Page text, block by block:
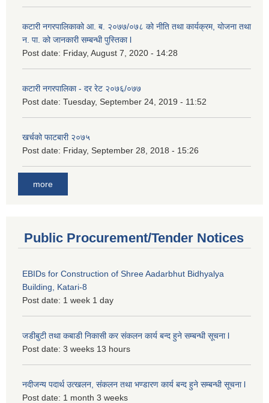
कटारी नगरपालिकाको आ. ब. २०७७/०७८ को नीति तथा कार्यक्रम, योजना तथा
न. पा. को जानकारी सम्बन्धी पुस्तिका l
Post date: Friday, August 7, 2020 - 14:28
कटारी नगरपालिका - दर रेट २०७६/०७७
Post date: Tuesday, September 24, 2019 - 11:52
खर्चको फाटबारी २०७५
Post date: Friday, September 28, 2018 - 15:26
more
Public Procurement/Tender Notices
EBIDs for Construction of Shree Aadarbhut Bidhyalya
Building, Katari-8
Post date: 1 week 1 day
जडीबुटी तथा कबाडी निकासी कर संकलन कार्य बन्द हुने सम्बन्धी सूचना l
Post date: 3 weeks 13 hours
नदीजन्य पदार्थ उत्खलन, संकलन तथा भण्डारण कार्य बन्द हुने सम्बन्धी सूचना l
Post date: 1 month 3 weeks